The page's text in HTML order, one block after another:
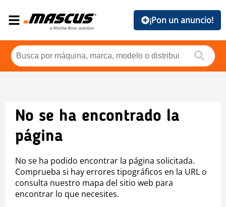
¡Pon un anuncio!
No se ha encontrado la
página
No se ha podido encontrar la página solicitada.
Comprueba si hay errores tipográficos en la URL o
consulta nuestro mapa del sitio web para
encontrar lo que necesites.